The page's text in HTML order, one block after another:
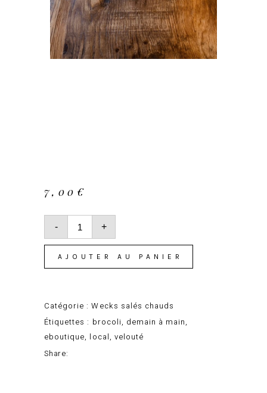
7,00 €
-
quantité
Velouté
de
brocoli
500gr
+
AJOUTER AU PANIER
Catégorie :Wecks salés chauds
Étiquettes : brocoli, demain à main,
eboutique, local, velouté
Share: